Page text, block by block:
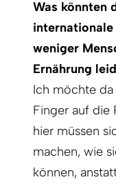
Was könnten
weniger
Ernährung
Ich möchte
Finger auf die
hier müssen
machen, wie
können,